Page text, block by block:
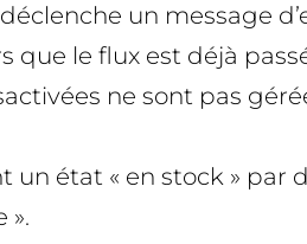
un message
que le flux est déjà
ne sont pas
un état « en stock »
».